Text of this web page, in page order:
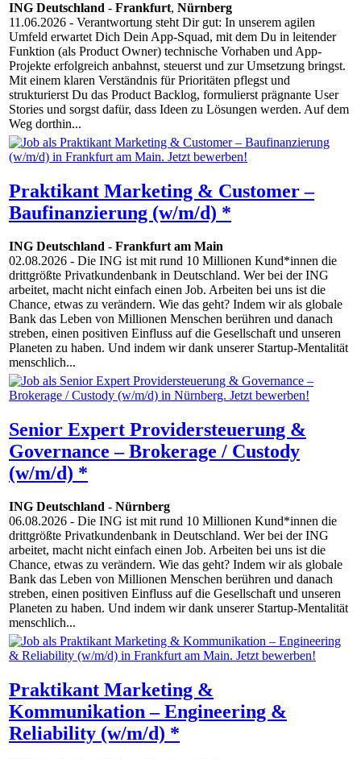
ING Deutschland - Frankfurt, Nürnberg
11.06.2026 - Verantwortung steht Dir gut: In unserem agilen
Umfeld erwartet Dich Dein App-Squad, mit dem Du in leitender
Funktion (als Product Owner) technische Vorhaben und App-
Projekte erfolgreich anbahnst, steuerst und zur Umsetzung bringst.
Mit einem klaren Verständnis für Prioritäten pflegst und
strukturierst Du das Product Backlog, formulierst prägnante User
Stories und sorgst dafür, dass Ideen zu Lösungen werden. Auf dem
Weg dorthin...
Praktikant Marketing & Customer –
Baufinanzierung (w/m/d) *
ING Deutschland - Frankfurt am Main
02.08.2026 - Die ING ist mit rund 10 Millionen Kund*innen die
drittgrößte Privatkundenbank in Deutschland. Wer bei der ING
arbeitet, macht nicht einfach einen Job. Arbeiten bei uns ist die
Chance, etwas zu verändern. Wie das geht? Indem wir als globale
Bank das Leben von Millionen Menschen berühren und danach
streben, einen positiven Einfluss auf die Gesellschaft und unseren
Planeten zu haben. Und indem wir dank unserer Startup-Mentalität
menschlich...
Senior Expert Providersteuerung &
Governance – Brokerage / Custody
(w/m/d) *
ING Deutschland - Nürnberg
06.08.2026 - Die ING ist mit rund 10 Millionen Kund*innen die
drittgrößte Privatkundenbank in Deutschland. Wer bei der ING
arbeitet, macht nicht einfach einen Job. Arbeiten bei uns ist die
Chance, etwas zu verändern. Wie das geht? Indem wir als globale
Bank das Leben von Millionen Menschen berühren und danach
streben, einen positiven Einfluss auf die Gesellschaft und unseren
Planeten zu haben. Und indem wir dank unserer Startup-Mentalität
menschlich...
Praktikant Marketing &
Kommunikation – Engineering &
Reliability (w/m/d) *